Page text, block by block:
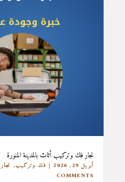
نجار فك وتركيب أثاث بالمدينة المنورة
أبريل 29, 2026 | فك وتركيب, نجار
COMMENTS